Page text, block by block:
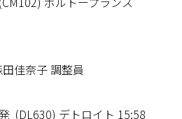
佳奈子 調整員
(DL630) デトロイト 15:58